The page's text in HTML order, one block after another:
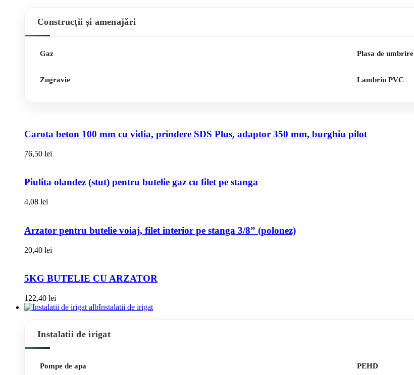
Construcții și amenajări
Gaz
Zugravie
Plasa de umbrire
Lambriu PVC
Carota beton 100 mm cu vidia, prindere SDS Plus, adaptor 350 mm, burghiu pilot
76,50 lei
Piulita olandez (stut) pentru butelie gaz cu filet pe stanga
4,08 lei
Arzator pentru butelie voiaj, filet interior pe stanga 3/8” (polonez)
20,40 lei
5KG BUTELIE CU ARZATOR
122,40 lei
Instalatii de irigat
Instalatii de irigat
Pompe de apa PEHD